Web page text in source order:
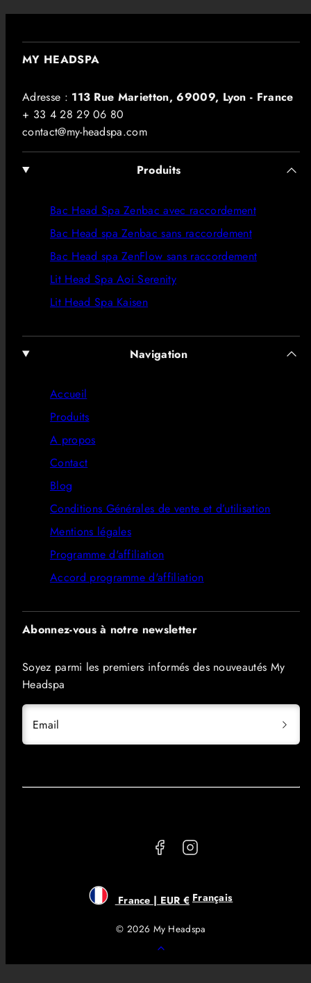
MY HEADSPA
Adresse : 113 Rue Marietton, 69009, Lyon - France
+ 33 4 28 29 06 80
contact@my-headspa.com
Produits
Bac Head Spa Zenbac avec raccordement
Bac Head spa Zenbac sans raccordement
Bac Head spa ZenFlow sans raccordement
Lit Head Spa Aoi Serenity
Lit Head Spa Kaisen
Navigation
Accueil
Produits
A propos
Contact
Blog
Conditions Générales de vente et d’utilisation
Mentions légales
Programme d'affiliation
Accord programme d'affiliation
Abonnez-vous à notre newsletter
Soyez parmi les premiers informés des nouveautés My
Headspa
Email
France | EUR € Français
© 2026 My Headspa
en